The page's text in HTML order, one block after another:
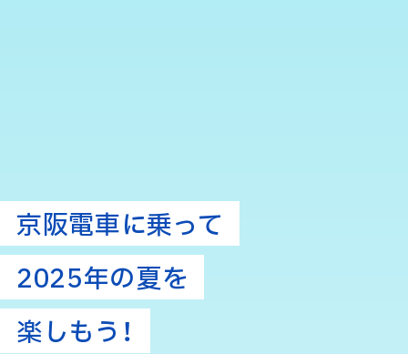
京阪電車に乗って
2025年の夏を
楽しもう！